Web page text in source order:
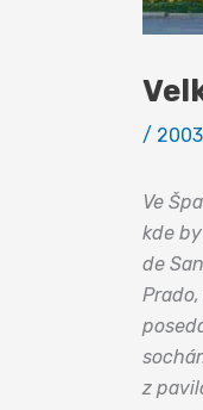
/ 2003
Ve
kde
de
z